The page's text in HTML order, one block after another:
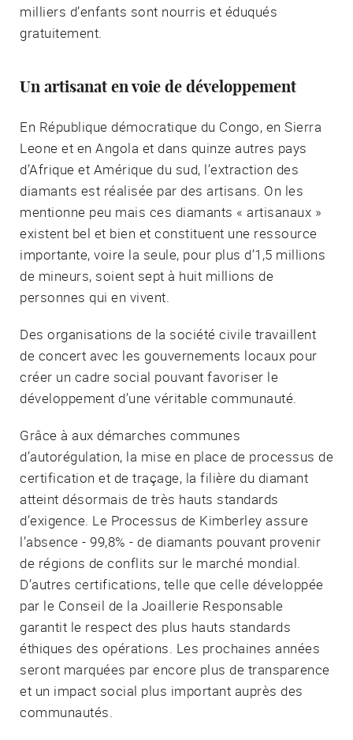
milliers d’enfants sont nourris et éduqués
gratuitement.
Un artisanat en voie de développement
En République démocratique du Congo, en Sierra
Leone et en Angola et dans quinze autres pays
d’Afrique et Amérique du sud, l’extraction des
diamants est réalisée par des artisans. On les
mentionne peu mais ces diamants « artisanaux »
existent bel et bien et constituent une ressource
importante, voire la seule, pour plus d’1,5 millions
de mineurs, soient sept à huit millions de
personnes qui en vivent.
Des organisations de la société civile travaillent
de concert avec les gouvernements locaux pour
créer un cadre social pouvant favoriser le
développement d’une véritable communauté.
Grâce à aux démarches communes
d’autorégulation, la mise en place de processus de
certification et de traçage, la filière du diamant
atteint désormais de très hauts standards
d’exigence. Le Processus de Kimberley assure
l’absence - 99,8% - de diamants pouvant provenir
de régions de conflits sur le marché mondial.
D’autres certifications, telle que celle développée
par le Conseil de la Joaillerie Responsable
garantit le respect des plus hauts standards
éthiques des opérations. Les prochaines années
seront marquées par encore plus de transparence
et un impact social plus important auprès des
communautés.